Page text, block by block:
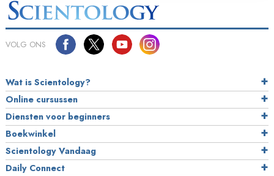
VOLG ONS
Wat is Scientology?
Online cursussen
Diensten voor beginners
Boekwinkel
Scientology Vandaag
Daily Connect